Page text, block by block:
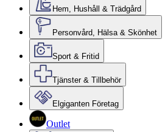
Hem, Hushåll & Trädgård
Personvård, Hälsa & Skönhet
Sport & Fritid
Tjänster & Tillbehör
Elgiganten Företag
Outlet